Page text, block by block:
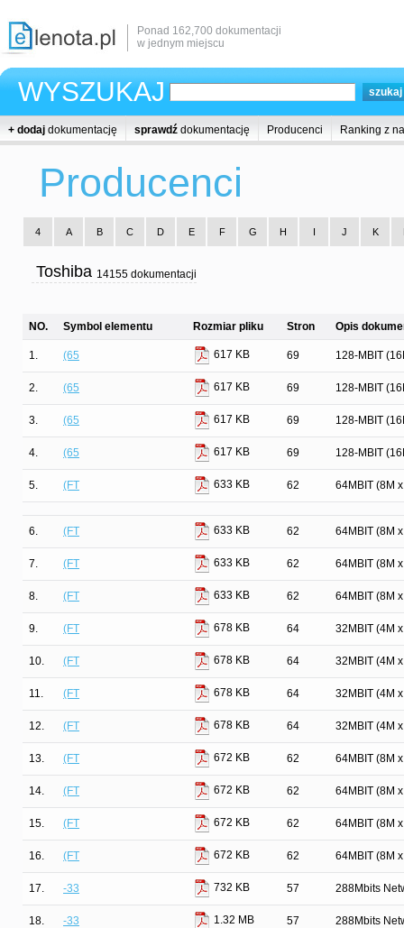
Ponad 162,700 dokumentacji
w jednym miejscu
WYSZUKAJ
+ dodaj dokumentację sprawdź dokumentację Producenci Ranking z
Producenci
4 A B C D E F G H I J K
Toshiba 14155 dokumentacji
NO. Symbol elementu Rozmiar pliku Stron Opis
1. (65 617 KB 69 128-MBIT
2. (65 617 KB 69 128-MBIT
3. (65 617 KB 69 128-MBIT
4. (65 617 KB 69 128-MBIT
5. (FT 633 KB 62 64MBIT (8M
6. (FT 633 KB 62 64MBIT (8M
7. (FT 633 KB 62 64MBIT (8M
8. (FT 633 KB 62 64MBIT (8M
9. (FT 678 KB 64 32MBIT (4M
10. (FT 678 KB 64 32MBIT (4M
11. (FT 678 KB 64 32MBIT (4M
12. (FT 678 KB 64 32MBIT (4M
13. (FT 672 KB 62 64MBIT (8M
14. (FT 672 KB 62 64MBIT (8M
15. (FT 672 KB 62 64MBIT (8M
16. (FT 672 KB 62 64MBIT (8M
17. -33 732 KB 57 288Mbits
18. -33 1.32 MB 57 288Mbits